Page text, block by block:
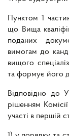
Пунктом 1
що Вища
поданих
вимогам до
вищого
та формує його
Відповідно до
рішенням
участі в першій